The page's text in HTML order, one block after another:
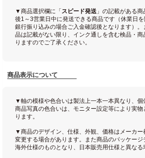
▼商品選択欄に「 スピード発送 」の記載がある
後1～3営業日中に発送できる商品です（休業日
銀行振り込みの場合ご入金確認後となります）
品は記載がない限り、インク通しを含む検品・
りますのでご了承ください。
商品表示について
▼軸の模様や色合いは製法上一本一本異なり、個
商品写真の色合いは、モニター設定等により実
ります。
▼商品のデザイン、仕様、外観、価格はメーカー
変更する場合があります。また商品のパッケー
海外仕様のものとなり、日本販売用仕様と異なる